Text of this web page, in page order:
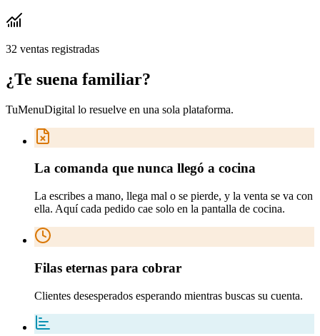
32 ventas registradas
¿Te suena familiar?
TuMenuDigital lo resuelve en una sola plataforma.
La comanda que nunca llegó a cocina
La escribes a mano, llega mal o se pierde, y la venta se va con
ella. Aquí cada pedido cae solo en la pantalla de cocina.
Filas eternas para cobrar
Clientes desesperados esperando mientras buscas su cuenta.